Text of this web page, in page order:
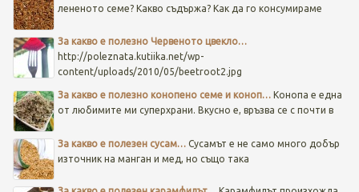
лененото семе? Какво съдържа? Как да го консумираме
За какво е полезно Червеното цвекло…
http://poleznata.kutiika.net/wp-
content/uploads/2010/05/beetroot2.jpg
За какво е полезно конопено семе и коноп… Конопа е една
от любимите ми суперхрани. Вкусно е, връзва се с почти в
За какво е полезен сусам… Сусамът е не само много добър
източник на манган и мед, но също така